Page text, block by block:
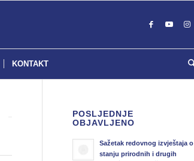
KONTAKT
POSLJEDNJE
OBJAVLJENO
Sažetak redovnog izvještaja o
stanju prirodnih i drugih